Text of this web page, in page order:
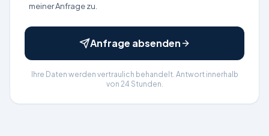
meiner Anfrage zu.
Anfrage absenden
Ihre Daten werden vertraulich behandelt. Antwort innerhalb
von 24 Stunden.